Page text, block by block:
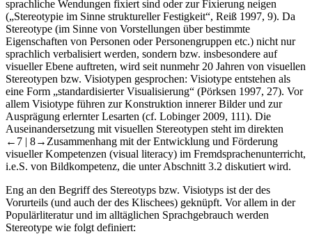
sprachliche Wendungen fixiert sind oder zur Fixierung neigen
(„Stereotypie im Sinne struktureller Festigkeit“, Reiß 1997, 9). Da
Stereotype (im Sinne von Vorstellungen über bestimmte
Eigenschaften von Personen oder Personengruppen etc.) nicht nur
sprachlich verbalisiert werden, sondern bzw. insbesondere auf
visueller Ebene auftreten, wird seit nunmehr 20 Jahren von visuellen
Stereotypen bzw. Visiotypen gesprochen: Visiotype entstehen als
eine Form „standardisierter Visualisierung“ (Pörksen 1997, 27). Vor
allem Visiotype führen zur Konstruktion innerer Bilder und zur
Ausprägung erlernter Lesarten (cf. Lobinger 2009, 111). Die
Auseinandersetzung mit visuellen Stereotypen steht im direkten
←7 | 8→ Zusammenhang mit der Entwicklung und Förderung
visueller Kompetenzen (visual literacy) im Fremdsprachenunterricht,
i.e.S. von Bildkompetenz, die unterAbschnitt 3.2 diskutiert wird.
Eng an den Begriff des Stereotyps bzw. Visiotyps ist der des
Vorurteils (und auch der des Klischees) geknüpft. Vor allem in der
Populärliteratur und im alltäglichen Sprachgebrauch werden
Stereotype wie folgt definiert: